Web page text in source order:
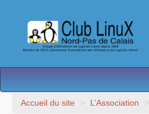
L’Association
Accueil du site > L’Association >